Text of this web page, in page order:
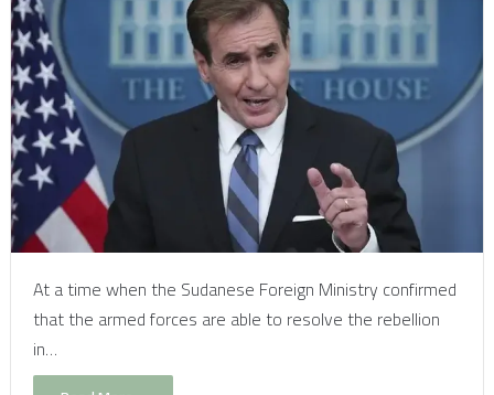
At a time when the Sudanese Foreign Ministry confirmed
that the armed forces are able to resolve the rebellion
in…